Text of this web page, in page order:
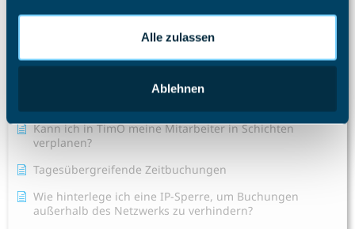
Alle zulassen
Ablehnen
Alle Artikel anzeigen( 37 )
Kann ich in TimO meine Mitarbeiter in Schichten
verplanen?
Tagesübergreifende Zeitbuchungen
Wie hinterlege ich eine IP-Sperre, um Buchungen
außerhalb des Netzwerks zu verhindern?